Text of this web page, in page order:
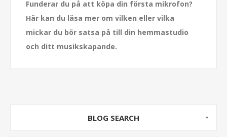
Funderar du på att köpa din första mikrofon?
Här kan du läsa mer om vilken eller vilka
mickar du bör satsa på till din hemmastudio
och ditt musikskapande.
BLOG SEARCH